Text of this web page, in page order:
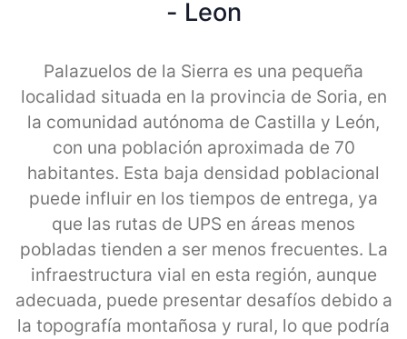
- Leon
Palazuelos de la Sierra es una pequeña
localidad situada en la provincia de Soria, en
la comunidad autónoma de Castilla y León,
con una población aproximada de 70
habitantes. Esta baja densidad poblacional
puede influir en los tiempos de entrega, ya
que las rutas de UPS en áreas menos
pobladas tienden a ser menos frecuentes. La
infraestructura vial en esta región, aunque
adecuada, puede presentar desafíos debido a
la topografía montañosa y rural, lo que podría